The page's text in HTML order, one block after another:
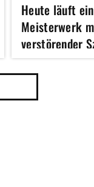
Heute läuft
Meisterwerk
verstörender
mehr ihr
desto